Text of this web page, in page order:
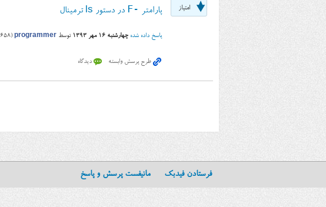
امتیاز
پارامتر -F در دستور ls ترمینال
پاسخ داده شده چهارشنبه ۱۶ مهر ۱۳۹۳ توسط programmer
(
658
فرستادن فیدبک مانیفست پرسش و پاسخ